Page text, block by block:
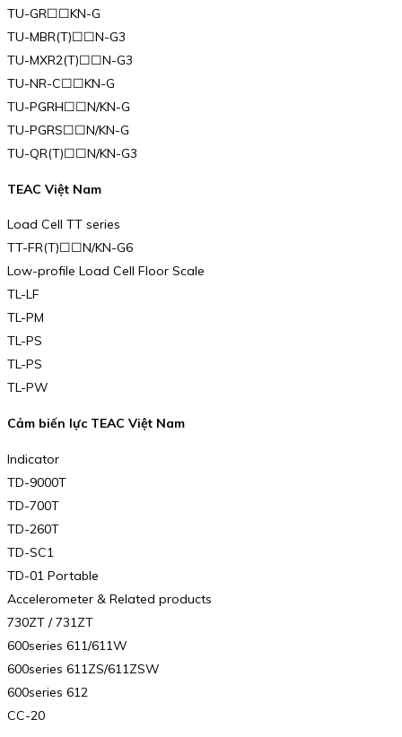
TU-GR☐☐KN-G
TU-MBR(T)☐☐N-G3
TU-MXR2(T)☐☐N-G3
TU-NR-C☐☐KN-G
TU-PGRH☐☐N/KN-G
TU-PGRS☐☐N/KN-G
TU-QR(T)☐☐N/KN-G3
TEAC Việt Nam
Load Cell TT series
TT-FR(T)☐☐N/KN-G6
Low-profile Load Cell Floor Scale
TL-LF
TL-PM
TL-PS
TL-PS
TL-PW
Cảm biến lực TEAC Việt Nam
Indicator
TD-9000T
TD-700T
TD-260T
TD-SC1
TD-01 Portable
Accelerometer & Related products
730ZT / 731ZT
600series 611/611W
600series 611ZS/611ZSW
600series 612
CC-20